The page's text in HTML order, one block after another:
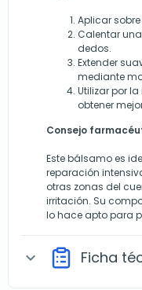
Aplicar
Calentar
dedos.
Extender
mediante
Utilizar por
obtener
Consejo
Este bálsamo es
reparación
otras zonas del
irritación. Su
lo hace apto para
expand_more Ficha